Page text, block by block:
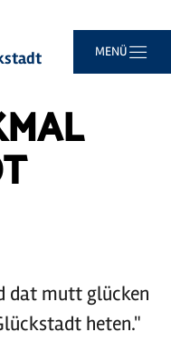
MENÜ
dat mutt glücken
heten."